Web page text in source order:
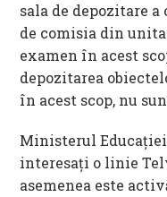
sala de depozitare
de comisia din
examen în acest
depozitarea
în acest scop, nu
Ministerul
interesați o linie
asemenea este